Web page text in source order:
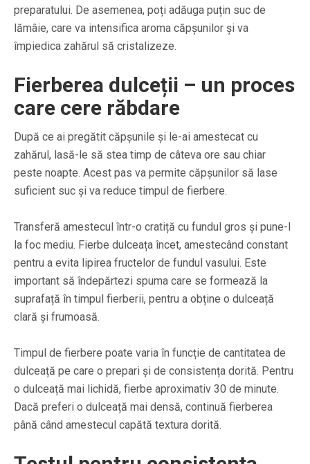
preparatului. De asemenea, poți adăuga puțin suc de
lămâie, care va intensifica aroma căpșunilor și va
împiedica zahărul să cristalizeze.
Fierberea dulceții – un proces
care cere răbdare
După ce ai pregătit căpșunile și le-ai amestecat cu
zahărul, lasă-le să stea timp de câteva ore sau chiar
peste noapte. Acest pas va permite căpșunilor să lase
suficient suc și va reduce timpul de fierbere.
Transferă amestecul într-o cratiță cu fundul gros și pune-l
la foc mediu. Fierbe dulceața încet, amestecând constant
pentru a evita lipirea fructelor de fundul vasului. Este
important să îndepărtezi spuma care se formează la
suprafață în timpul fierberii, pentru a obține o dulceață
clară și frumoasă.
Timpul de fierbere poate varia în funcție de cantitatea de
dulceață pe care o prepari și de consistența dorită. Pentru
o dulceață mai lichidă, fierbe aproximativ 30 de minute.
Dacă preferi o dulceață mai densă, continuă fierberea
până când amestecul capătă textura dorită.